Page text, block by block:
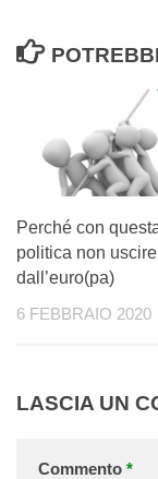
Perché con
politica non
dall’euro(pa)
6 FEBBRAIO 2020
LASCIA UN
Commento *